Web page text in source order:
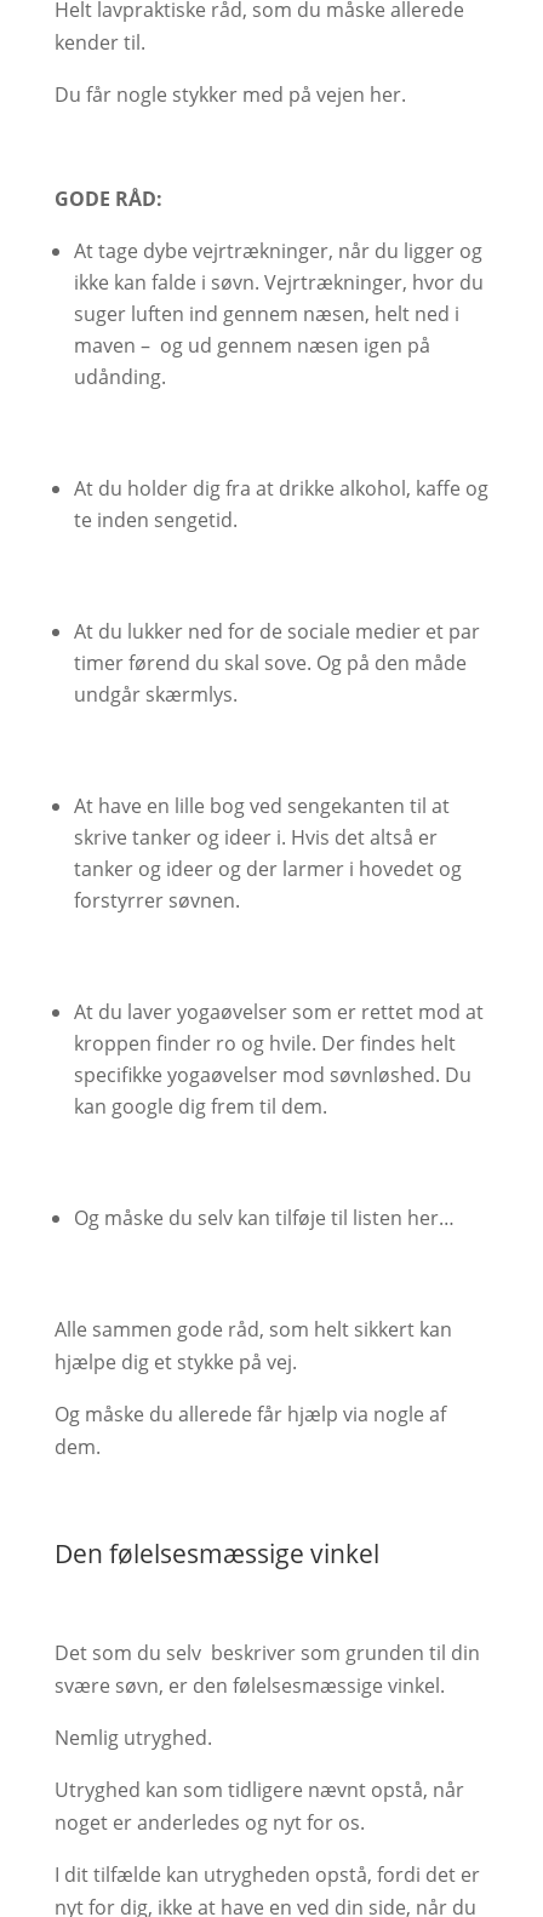
Helt lavpraktiske råd, som du måske allerede
kender til.
Du får nogle stykker med på vejen her.
GODE RÅD:
At tage dybe vejrtrækninger, når du ligger og
ikke kan falde i søvn. Vejrtrækninger, hvor du
suger luften ind gennem næsen, helt ned i
maven – og ud gennem næsen igen på
udånding.
At du holder dig fra at drikke alkohol, kaffe og
te inden sengetid.
At du lukker ned for de sociale medier et par
timer førend du skal sove. Og på den måde
undgår skærmlys.
At have en lille bog ved sengekanten til at
skrive tanker og ideer i. Hvis det altså er
tanker og ideer og der larmer i hovedet og
forstyrrer søvnen.
At du laver yogaøvelser som er rettet mod at
kroppen finder ro og hvile. Der findes helt
specifikke yogaøvelser mod søvnløshed. Du
kan google dig frem til dem.
Og måske du selv kan tilføje til listen her…
Alle sammen gode råd, som helt sikkert kan
hjælpe dig et stykke på vej.
Og måske du allerede får hjælp via nogle af
dem.
Den følelsesmæssige vinkel
Det som du selv beskriver som grunden til din
svære søvn, er den følelsesmæssige vinkel.
Nemlig utryghed.
Utryghed kan som tidligere nævnt opstå, når
noget er anderledes og nyt for os.
I dit tilfælde kan utrygheden opstå, fordi det er
nyt for dig, ikke at have en ved din side, når du